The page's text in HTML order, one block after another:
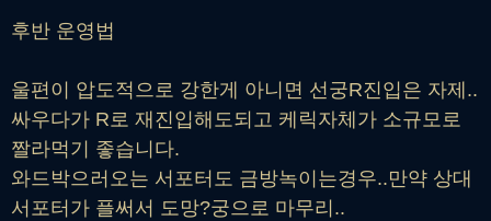
후반 운영법
울편이 압도적으로 강한게 아니면 선궁R진입은 자제..
싸우다가 R로 재진입해도되고 케릭자체가 소규모로
짤라먹기 좋습니다.
와드박으러오는 서포터도 금방녹이는경우..만약 상대
서포터가 플써서 도망?궁으로 마무리..